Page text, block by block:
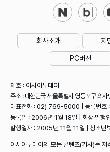
회사소개 지
PC버전
제호 : 아시아투데이
주소 : 대한민국 서울특별시 영등포구 의
대표전화 : 02) 769-5000 | 등록번호
등록일 : 2006년 1월 18일 | 회장·발행
발행일자 : 2005년 11월 11일 | 청소년
아시아투데이의 모든 콘텐츠(기사)는 저